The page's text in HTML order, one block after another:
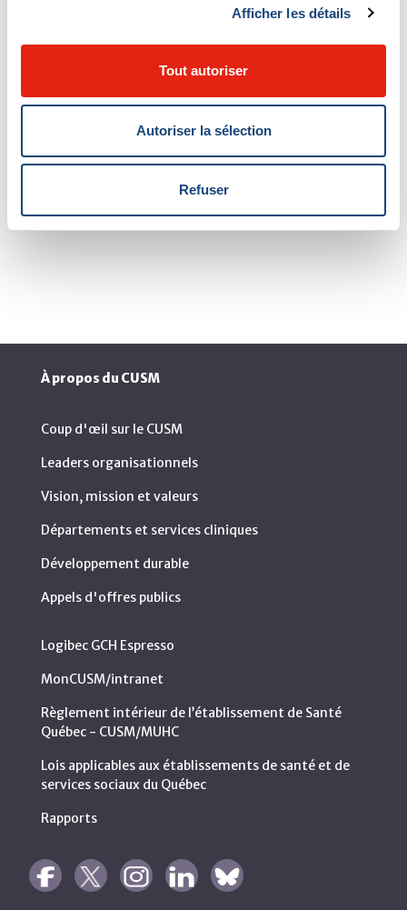
Afficher les détails
Tout autoriser
Autoriser la sélection
Refuser
À propos du CUSM
Coup d'œil sur le CUSM
Leaders organisationnels
Vision, mission et valeurs
Départements et services cliniques
Développement durable
Appels d'offres publics
Logibec GCH Espresso
MonCUSM/intranet
Règlement intérieur de l’établissement de Santé
Québec - CUSM/MUHC
Lois applicables aux établissements de santé et de
services sociaux du Québec
Rapports